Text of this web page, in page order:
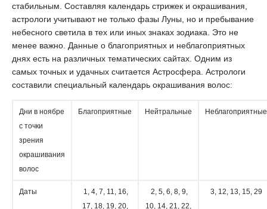
стабильным. Составляя календарь стрижек и окрашивания,
астрологи учитывают не только фазы Луны, но и пребывание
небесного светила в тех или иных знаках зодиака. Это не
менее важно. Данные о благоприятных и неблагоприятных
днях есть на различных тематических сайтах. Одним из
самых точных и удачных считается Астросфера. Астрологи
составили специальный календарь окрашивания волос:
Дни в ноябре
с точки
зрения
окрашивания
волос
Благоприятные Нейтральные Неблагоприятные
Даты
1, 4, 7, 11, 16,
17, 18, 19, 20,
2, 5, 6, 8, 9,
10, 14, 21, 22,
3, 12, 13, 15, 29